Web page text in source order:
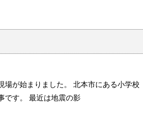
場が始まりました。 北本市にある小学校
です。 最近は地震の影